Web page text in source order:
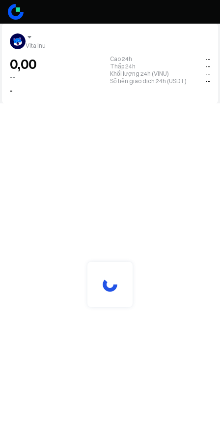
Vita Inu
0,00
--
-
Cao 24h
--
Thấp 24h
--
Khối lượng 24h (VINU)
--
Số tiền giao dịch 24h (USDT)
--